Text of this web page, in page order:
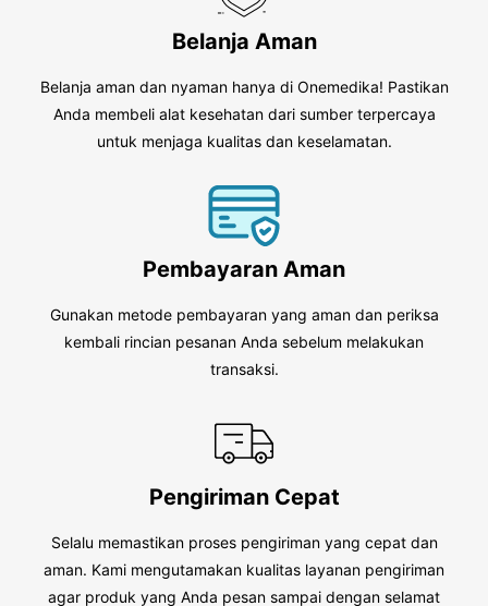
Belanja Aman
Belanja aman dan nyaman hanya di Onemedika! Pastikan
Anda membeli alat kesehatan dari sumber terpercaya
untuk menjaga kualitas dan keselamatan.
Pembayaran Aman
Gunakan metode pembayaran yang aman dan periksa
kembali rincian pesanan Anda sebelum melakukan
transaksi.
Pengiriman Cepat
Selalu memastikan proses pengiriman yang cepat dan
aman. Kami mengutamakan kualitas layanan pengiriman
agar produk yang Anda pesan sampai dengan selamat